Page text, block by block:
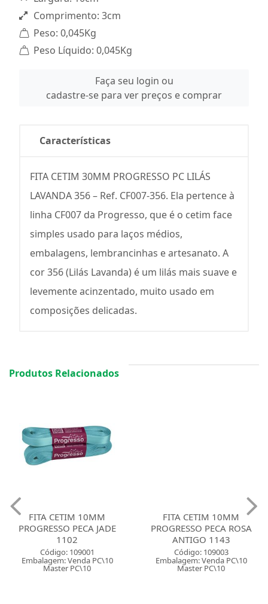
Comprimento: 3cm
Peso: 0,045Kg
Peso Líquido: 0,045Kg
Faça seu login ou
cadastre-se para ver preços e comprar
Características
FITA CETIM 30MM PROGRESSO PC LILÁS
LAVANDA 356 – Ref. CF007-356. Ela pertence à
linha CF007 da Progresso, que é o cetim face
simples usado para laços médios,
embalagens, lembrancinhas e artesanato. A
cor 356 (Lilás Lavanda) é um lilás mais suave e
levemente acinzentado, muito usado em
composições delicadas.
Produtos Relacionados
FITA CETIM 10MM
PROGRESSO PECA JADE
1102
Código: 109001
Embalagem: Venda PC\10
Master PC\10
FITA CETIM 10MM
PROGRESSO PECA ROSA
ANTIGO 1143
Código: 109003
Embalagem: Venda PC\10
Master PC\10